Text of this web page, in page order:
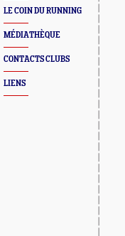
LE COIN DU RUNNING
MÉDIATHÈQUE
CONTACTS CLUBS
LIENS